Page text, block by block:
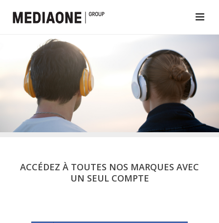
ACCÉDEZ À TOUTES NOS MARQUES AVEC
UN SEUL COMPTE